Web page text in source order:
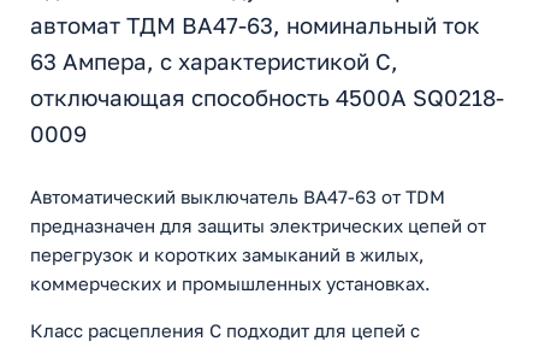
автомат ТДМ ВА47-63, номинальный ток
63 Ампера, с характеристикой С,
отключающая способность 4500А SQ0218-
0009
Автоматический выключатель ВА47-63 от TDM
предназначен для защиты электрических цепей от
перегрузок и коротких замыканий в жилых,
коммерческих и промышленных установках.
Класс расцепления C подходит для цепей с